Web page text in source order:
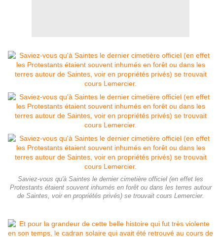
Saviez-vous qu'à Saintes le dernier cimetière officiel (en effet les
Protestants étaient souvent inhumés en forêt ou dans les terres autour
de Saintes, voir en propriétés privés) se trouvait cours Lemercier.